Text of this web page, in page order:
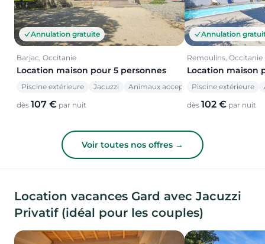
Annulation gratuite
Barjac, Occitanie
Location maison pour 5 personnes
Piscine extérieure Jacuzzi Animaux acceptés
dès 107 € par nuit
Annulation
Remoulins, Occitanie
Location maison
Piscine extérieure
dès 102 € par nuit
Voir toutes nos offres →
Location vacances Gard avec Jacuzzi
Privatif (idéal pour les couples)